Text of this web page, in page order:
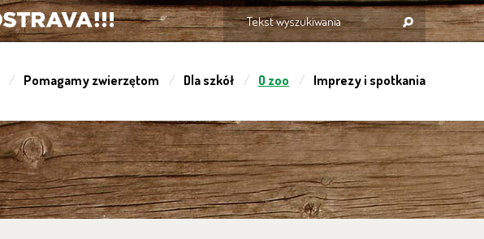
OSTRAVA!!!
Pomagamy zwierzętom Dla szkół O zoo Imprezy i spotkania